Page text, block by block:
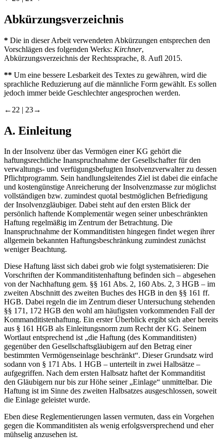
Abkürzungsverzeichnis
* Die in dieser Arbeit verwendeten Abkürzungen entsprechen den
Vorschlägen des folgenden Werks: Kirchner,
Abkürzungsverzeichnis der Rechtssprache, 8. Aufl 2015.
** Um eine bessere Lesbarkeit des Textes zu gewähren, wird die
sprachliche Reduzierung auf die männliche Form gewählt. Es sollen
jedoch immer beide Geschlechter angesprochen werden.
←22 | 23→
A. Einleitung
In der Insolvenz über das Vermögen einer KG gehört die
haftungsrechtliche Inanspruchnahme der Gesellschafter für den
verwaltungs-​ und verfügungsbefugten Insolvenzverwalter zu dessen
Pflichtprogramm. Sein handlungsleitendes Ziel ist dabei die einfache
und kostengünstige Anreicherung der Insolvenzmasse zur möglichst
vollständigen bzw. zumindest quotal bestmöglichen Befriedigung
der Insolvenzgläubiger. Dabei steht auf den ersten Blick der
persönlich haftende Komplementär wegen seiner unbeschränkten
Haftung regelmäßig im Zentrum der Betrachtung. Die
Inanspruchnahme der Kommanditisten hingegen findet wegen ihrer
allgemein bekannten Haftungsbeschränkung zumindest zunächst
weniger Beachtung.
Diese Haftung lässt sich dabei grob wie folgt systematisieren: Die
Vorschriften der Kommanditistenhaftung befinden sich –​ abgesehen
von der Nachhaftung gem. §§ 161 Abs. 2, 160 Abs. 2, 3 HGB –​ im
zweiten Abschnitt des zweiten Buches des HGB in den §§ 161 ff.
HGB. Dabei regeln die im Zentrum dieser Untersuchung stehenden
§§ 171, 172 HGB den wohl am häufigsten vorkommenden Fall der
Kommanditistenhaftung. Ein erster Überblick ergibt sich aber bereits
aus § 161 HGB als Einleitungsnorm zum Recht der KG. Seinem
Wortlaut entsprechend ist „die Haftung (des Kommanditisten)
gegenüber den Gesellschaftsgläubigern auf den Betrag einer
bestimmten Vermögenseinlage beschränkt“. Dieser Grundsatz wird
sodann von § 171 Abs. 1 HGB –​ unterteilt in zwei Halbsätze –​
aufgegriffen. Nach dem ersten Halbsatz haftet der Kommanditist
den Gläubigern nur bis zur Höhe seiner „Einlage“ unmittelbar. Die
Haftung ist im Sinne des zweiten Halbsatzes ausgeschlossen, soweit
die Einlage geleistet wurde.
Eben diese Reglementierungen lassen vermuten, dass ein Vorgehen
gegen die Kommanditisten als wenig erfolgsversprechend und eher
mühselig anzusehen ist.